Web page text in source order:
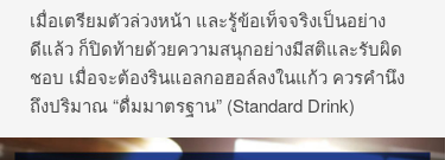
เมื่อเตรียมตัวล่วงหน้า และรู้ข้อเท็จจริงเป็นอย่าง
ดีแล้ว ก็ปิดท้ายด้วยความสนุกอย่างมีสติและรับผิด
ชอบ เมื่อจะต้องรินแอลกอฮอล์ลงในแก้ว ควรคำนึง
ถึงปริมาณ “ดื่มมาตรฐาน” (Standard Drink)